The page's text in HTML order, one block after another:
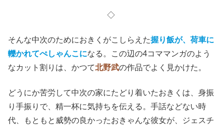
◇
そんな中次のためにおきくがこしらえた握り飯が、荷車に
轢かれてぺしゃんこになる。この辺の4コママンガのよう
なカット割りは、かつて北野武の作品でよく見かけた。
どうにか苦労して中次の家にたどり着いたおきくは、身振
り手振りで、精一杯に気持ちを伝える。手話などない時
代、もともと威勢の良かったおきゃんな彼女が、ジェスチ